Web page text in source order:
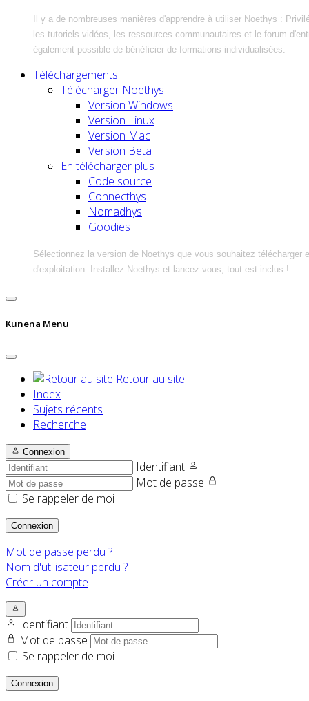
Il y a de nombreuses manières d'apprendre à utiliser Noethys :
les tutoriels vidéos, les ressources communautaires et le forum
également possible de bénéficier de formations individualisées.
Téléchargements
Télécharger Noethys
Version Windows
Version Linux
Version Mac
Version Beta
En télécharger plus
Code source
Connecthys
Nomadhys
Goodies
Sélectionnez la version de Noethys que vous souhaitez télécharger
d'exploitation. Installez Noethys et lancez-vous, tout est inclus !
Kunena Menu
Retour au site
Index
Sujets récents
Recherche
Connexion
Identifiant
Mot de passe
Se rappeler de moi
Connexion
Mot de passe perdu ?
Nom d'utilisateur perdu ?
Créer un compte
Identifiant
Mot de passe
Se rappeler de moi
Connexion